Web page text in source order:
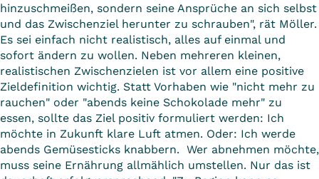
hinzuschmeißen, sondern seine Ansprüche an sich selbst
und das Zwischenziel herunter zu schrauben", rät Möller.
Es sei einfach nicht realistisch, alles auf einmal und
sofort ändern zu wollen. Neben mehreren kleinen,
realistischen Zwischenzielen ist vor allem eine positive
Zieldefinition wichtig. Statt Vorhaben wie "nicht mehr zu
rauchen" oder "abends keine Schokolade mehr" zu
essen, sollte das Ziel positiv formuliert werden: Ich
möchte in Zukunft klare Luft atmen. Oder: Ich werde
abends Gemüsesticks knabbern. Wer abnehmen möchte,
muss seine Ernährung allmählich umstellen. Nur das ist